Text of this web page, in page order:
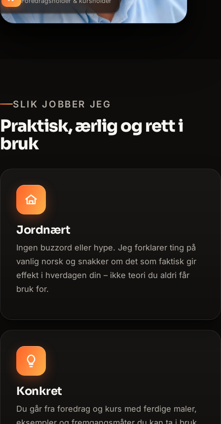
SLIK JOBBER JEG
Praktisk, ærlig og rett i
bruk
Jordnært
Ingen buzzord eller hype. Jeg forklarer ting på
vanlig norsk og snakker om det som faktisk gir
effekt i hverdagen din – ikke teori du aldri får
bruk for.
Konkret
Du går fra foredrag og kurs med ferdige maler,